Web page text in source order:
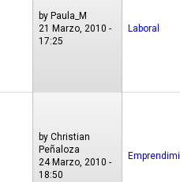
by Paula_M
21 Marzo, 2010 -
17:25
Laboral
by Christian
Peñaloza
24 Marzo, 2010 -
18:50